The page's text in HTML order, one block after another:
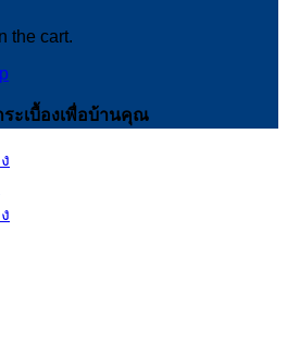
the cart.
ระเบื้องเพื่อบ้านคุณ